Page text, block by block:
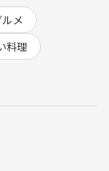
ら卵、豚肉）
大人気のお店のよ
ルメ
料理